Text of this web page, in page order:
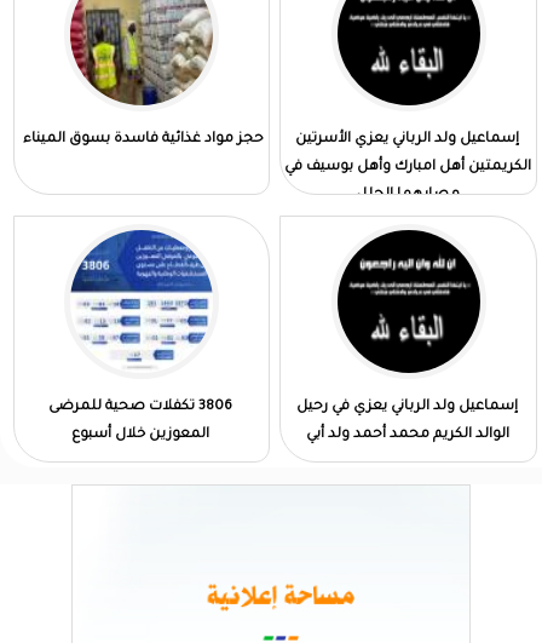
إسماعيل ولد الرباني يعزي الأسرتين
الكريمتين أهل امبارك وأهل بوسيف في
مصابهما الجلل
حجز مواد غذائية فاسدة بسوق الميناء
إسماعيل ولد الرباني يعزي في رحيل
الوالد الكريم محمد أحمد ولد أبي
3806 تكفلات صحية للمرضى
المعوزين خلال أسبوع